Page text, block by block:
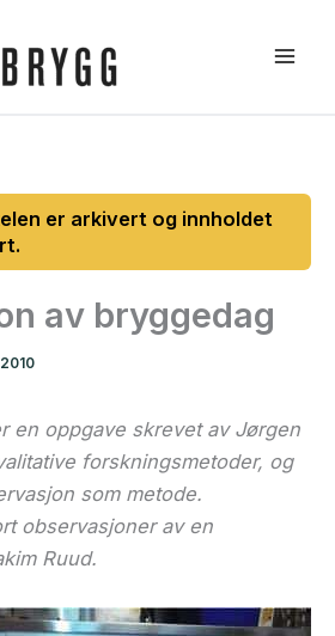
av bryggedag
en oppgave skrevet av Jørgen
forskningsmetoder, og
som metode.
observasjoner av en
Ruud.